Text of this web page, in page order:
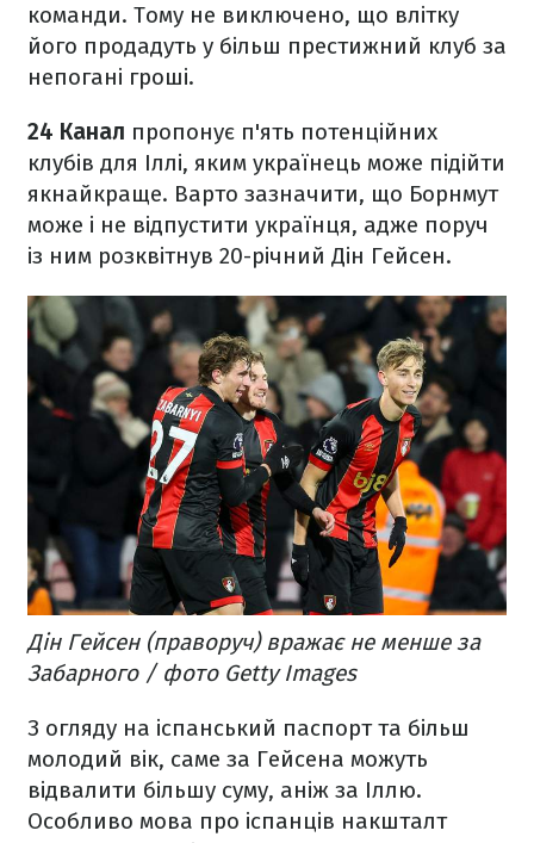
команди. Тому не виключено, що влітку
його продадуть у більш престижний клуб за
непогані гроші.
24 Канал пропонує п'ять потенційних
клубів для Іллі, яким українець може підійти
якнайкраще. Варто зазначити, що Борнмут
може і не відпустити українця, адже поруч
із ним розквітнув 20-річний Дін Гейсен.
Дін Гейсен (праворуч) вражає не менше за
Забарного / фото Getty Images
З огляду на іспанський паспорт та більш
молодий вік, саме за Гейсена можуть
відвалити більшу суму, аніж за Іллю.
Особливо мова про іспанців накшталт